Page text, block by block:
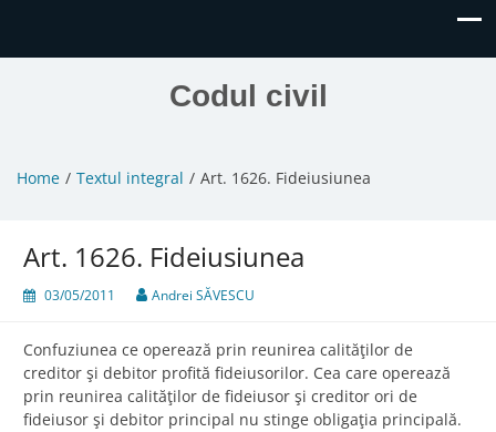
Codul civil
Home Textul integral Art. 1626. Fideiusiunea
Art. 1626. Fideiusiunea
03/05/2011 Andrei SĂVESCU
Confuziunea ce operează prin reunirea calităţilor de
creditor şi debitor profită fideiusorilor. Cea care operează
prin reunirea calităţilor de fideiusor şi creditor ori de
fideiusor şi debitor principal nu stinge obligaţia principală.